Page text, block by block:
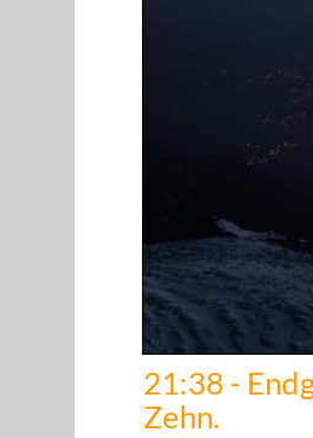
21:38 -
Zehn.